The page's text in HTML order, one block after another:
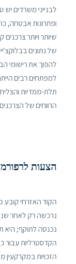
לבנייני משרדים יש
שיותר ויותר צרכנים
של נתונים
להפוך את רישומי
למפתחים רבים
תלת-ממדיות
הרווחים של
הצעות
הקוד האזרחי קובע
נרכשה רק לאחר
נכנסה לתוקף;
הקדסטרליות עבור
הזכויות במקרקעין